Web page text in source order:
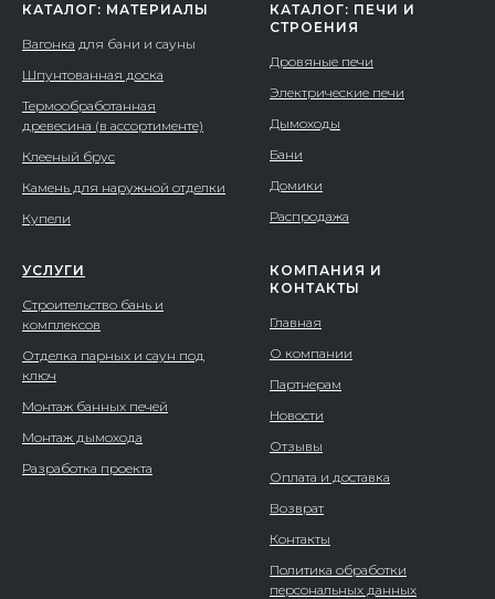
КАТАЛОГ: МАТЕРИАЛЫ
Вагонка для бани и сауны
Шпунтованная доска
Термообработанная
древесина (в ассортименте)
Клееный брус
Камень для наружной отделки
Купели
КАТАЛОГ: ПЕЧИ И
СТРОЕНИЯ
Дровяные печи
Электрические печи
Дымоходы
Бани
Домики
Распродажа
УСЛУГИ
Строительство бань и
комплексов
Отделка парных и саун под
ключ
Монтаж банных печей
Монтаж дымохода
Разработка проекта
КОМПАНИЯ И
КОНТАКТЫ
Главная
О компании
Партнерам
Новости
Отзывы
Оплата и доставка
Возврат
Контакты
Политика обработки
персональных данных